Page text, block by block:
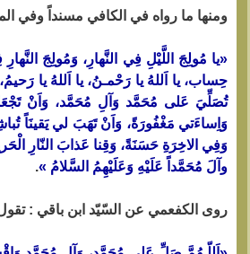
ومنها ما رواه في الكافي مسنداً وفي
«يا مُولِجَ اللَّيْلِ فِي النَّهارِ، وَمُولِجَ
حِساب، يا اَللهُ يا رَحْمـنُ، يا اَللهُ يا رَحيمُ،
تُصَلِّيَ عَلى مُحَمَّد وَآلِ مُحَمَّد، وَاَنْ
وَاِساءَتي مَغْفُورَةً، وَاَنْ تَهَبَ لي يَقينَاً
وَفِي الاخِرَةِ حَسَنَةً، وَقِنا عَذابَ النّارِ
وآلَ مُحَمَّداً عَلَيْهِ وَعَلَيْهِمُ السَّلامُ ».
روى الكفعمي عن السّيّد ابن باقي : تقول